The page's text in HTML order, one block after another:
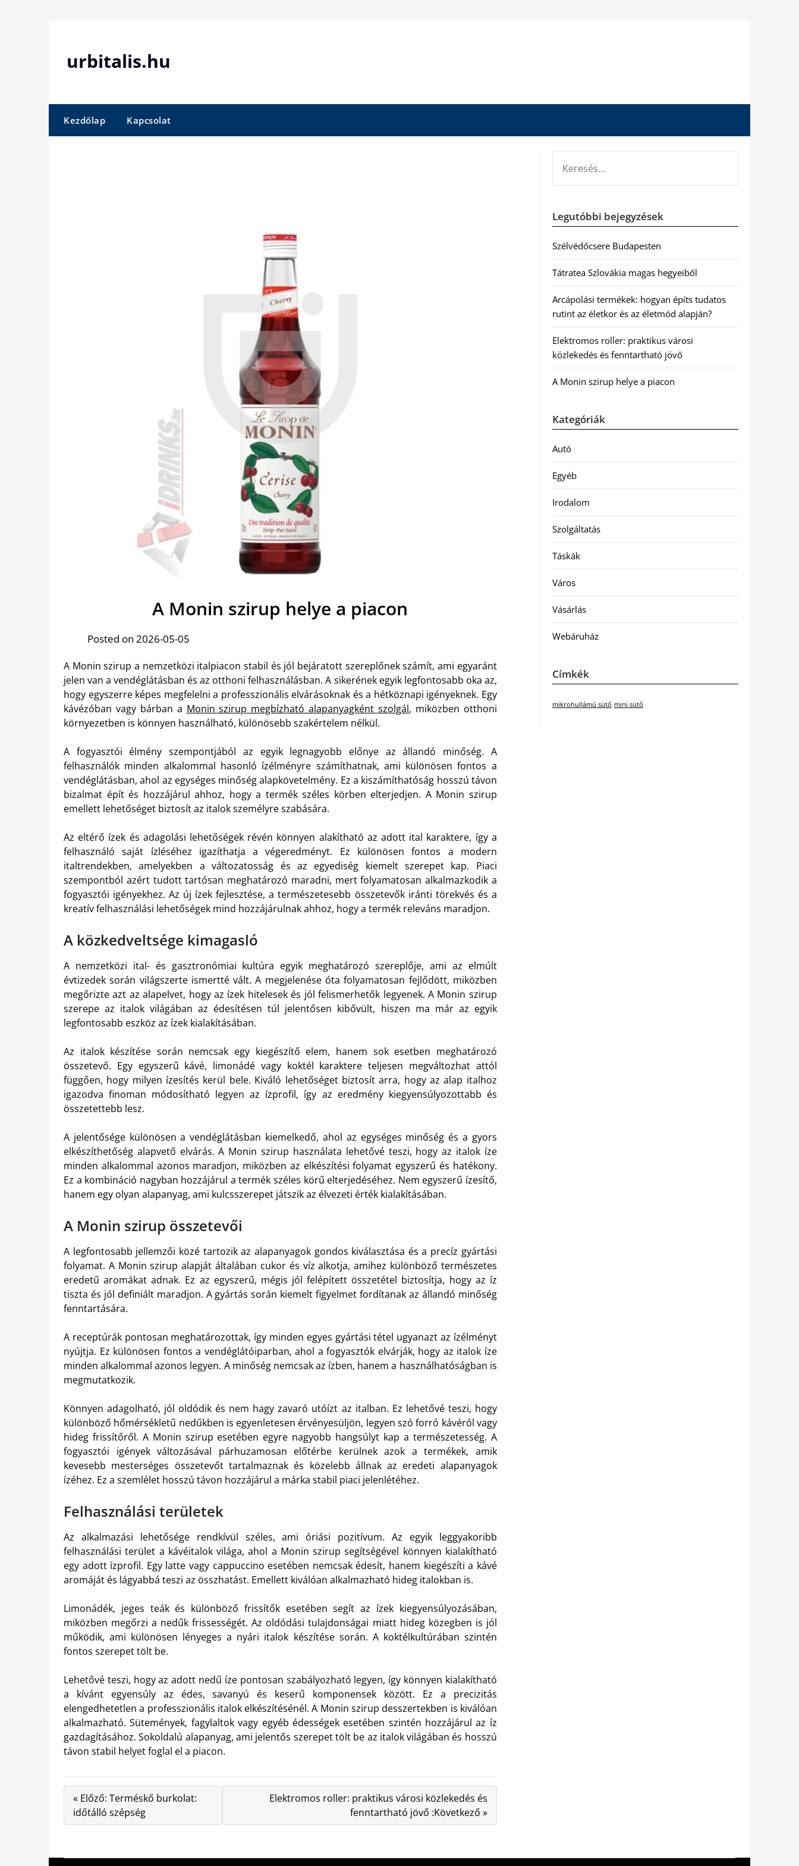
urbitalis.hu
Kezdőlap Kapcsolat
A Monin szirup helye a piacon
Posted on 2026-05-05
A Monin szirup a nemzetközi italpiacon stabil és jól bejáratott szereplőnek számít, ami egyaránt
jelen van a vendéglátásban és az otthoni felhasználásban. A sikerének egyik legfontosabb oka az,
hogy egyszerre képes megfelelni a professzionális elvárásoknak és a hétköznapi igényeknek. Egy
kávézóban vagy bárban a Monin szirup megbízható alapanyagként szolgál, miközben otthoni
környezetben is könnyen használható, különösebb szakértelem nélkül.
A fogyasztói élmény szempontjából az egyik legnagyobb előnye az állandó minőség. A
felhasználók minden alkalommal hasonló ízélményre számíthatnak, ami különösen fontos a
vendéglátásban, ahol az egységes minőség alapkövetelmény. Ez a kiszámíthatóság hosszú távon
bizalmat épít és hozzájárul ahhoz, hogy a termék széles körben elterjedjen. A Monin szirup
emellett lehetőséget biztosít az italok személyre szabására.
Az eltérő ízek és adagolási lehetőségek révén könnyen alakítható az adott ital karaktere, így a
felhasználó saját ízléséhez igazíthatja a végeredményt. Ez különösen fontos a modern
italtrendekben, amelyekben a változatosság és az egyediség kiemelt szerepet kap. Piaci
szempontból azért tudott tartósan meghatározó maradni, mert folyamatosan alkalmazkodik a
fogyasztói igényekhez. Az új ízek fejlesztése, a természetesebb összetevők iránti törekvés és a
kreatív felhasználási lehetőségek mind hozzájárulnak ahhoz, hogy a termék releváns maradjon.
A közkedveltsége kimagasló
A nemzetközi ital- és gasztronómiai kultúra egyik meghatározó szereplője, ami az elmúlt
évtizedek során világszerte ismertté vált. A megjelenése óta folyamatosan fejlődött, miközben
megőrizte azt az alapelvet, hogy az ízek hitelesek és jól felismerhetők legyenek. A Monin szirup
szerepe az italok világában az édesítésen túl jelentősen kibővült, hiszen ma már az egyik
legfontosabb eszköz az ízek kialakításában.
Az italok készítése során nemcsak egy kiegészítő elem, hanem sok esetben meghatározó
összetevő. Egy egyszerű kávé, limonádé vagy koktél karaktere teljesen megváltozhat attól
függően, hogy milyen ízesítés kerül bele. Kiváló lehetőséget biztosít arra, hogy az alap italhoz
igazodva finoman módosítható legyen az ízprofil, így az eredmény kiegyensúlyozottabb és
összetettebb lesz.
A jelentősége különösen a vendéglátásban kiemelkedő, ahol az egységes minőség és a gyors
elkészíthetőség alapvető elvárás. A Monin szirup használata lehetővé teszi, hogy az italok íze
minden alkalommal azonos maradjon, miközben az elkészítési folyamat egyszerű és hatékony.
Ez a kombináció nagyban hozzájárul a termék széles körű elterjedéséhez. Nem egyszerű ízesítő,
hanem egy olyan alapanyag, ami kulcsszerepet játszik az élvezeti érték kialakításában.
A Monin szirup összetevői
A legfontosabb jellemzői közé tartozik az alapanyagok gondos kiválasztása és a precíz gyártási
folyamat. A Monin szirup alapját általában cukor és víz alkotja, amihez különböző természetes
eredetű aromákat adnak. Ez az egyszerű, mégis jól felépített összetétel biztosítja, hogy az íz
tiszta és jól definiált maradjon. A gyártás során kiemelt figyelmet fordítanak az állandó minőség
fenntartására.
A receptúrák pontosan meghatározottak, így minden egyes gyártási tétel ugyanazt az ízélményt
nyújtja. Ez különösen fontos a vendéglátóiparban, ahol a fogyasztók elvárják, hogy az italok íze
minden alkalommal azonos legyen. A minőség nemcsak az ízben, hanem a használhatóságban is
megmutatkozik.
Könnyen adagolható, jól oldódik és nem hagy zavaró utóízt az italban. Ez lehetővé teszi, hogy
különböző hőmérsékletű nedűkben is egyenletesen érvényesüljön, legyen szó forró kávéról vagy
hideg frissítőről. A Monin szirup esetében egyre nagyobb hangsúlyt kap a természetesség. A
fogyasztói igények változásával párhuzamosan előtérbe kerülnek azok a termékek, amik
kevesebb mesterséges összetevőt tartalmaznak és közelebb állnak az eredeti alapanyagok
ízéhez. Ez a szemlélet hosszú távon hozzájárul a márka stabil piaci jelenlétéhez.
Felhasználási területek
Az alkalmazási lehetősége rendkívül széles, ami óriási pozitívum. Az egyik leggyakoribb
felhasználási terület a kávéitalok világa, ahol a Monin szirup segítségével könnyen kialakítható
egy adott ízprofil. Egy latte vagy cappuccino esetében nemcsak édesít, hanem kiegészíti a kávé
aromáját és lágyabbá teszi az összhatást. Emellett kiválóan alkalmazható hideg italokban is.
Limonádék, jeges teák és különböző frissítők esetében segít az ízek kiegyensúlyozásában,
miközben megőrzi a nedűk frissességét. Az oldódási tulajdonságai miatt hideg közegben is jól
működik, ami különösen lényeges a nyári italok készítése során. A koktélkultúrában szintén
fontos szerepet tölt be.
Lehetővé teszi, hogy az adott nedű íze pontosan szabályozható legyen, így könnyen kialakítható
a kívánt egyensúly az édes, savanyú és keserű komponensek között. Ez a precizitás
elengedhetetlen a professzionális italok elkészítésénél. A Monin szirup desszertekben is kiválóan
alkalmazható. Sütemények, fagylaltok vagy egyéb édességek esetében szintén hozzájárul az íz
gazdagításához. Sokoldalú alapanyag, ami jelentős szerepet tölt be az italok világában és hosszú
távon stabil helyet foglal el a piacon.
« Előző: Terméskő burkolat:
időtálló szépség
Elektromos roller: praktikus városi közlekedés és
fenntartható jövő :Következő »
Legutóbbi bejegyzések
Szélvédőcsere Budapesten
Tátratea Szlovákia magas hegyeiből
Arcápolási termékek: hogyan építs tudatos
rutint az életkor és az életmód alapján?
Elektromos roller: praktikus városi
közlekedés és fenntartható jövő
A Monin szirup helye a piacon
Kategóriák
Autó
Egyéb
Irodalom
Szolgáltatás
Táskák
Város
Vásárlás
Webáruház
Címkék
mikrohullámú sütő mini sütő